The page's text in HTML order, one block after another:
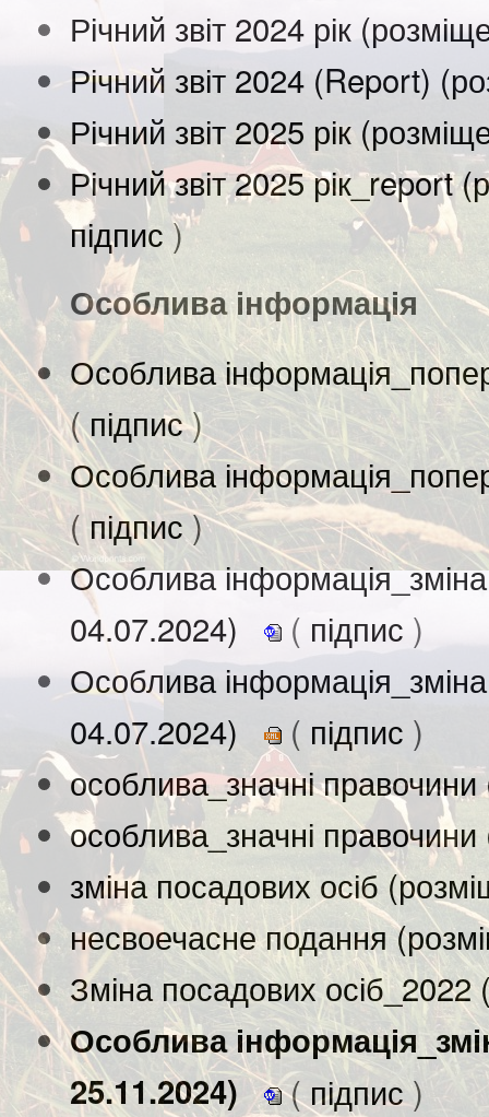
Річний звіт 2024 рік
Річний звіт 2024 (Report)
Річний звіт 2025 рік
Річний звіт 2025
підпис )
Особлива інформація
Особлива
(підпис)
Особлива
(підпис)
Особлива
04.07.2024)
( підпис )
Особлива
04.07.2024)
( підпис )
особлива_значні
особлива_значні
зміна посадових осіб
несвоечасне подання
Зміна посадових
Особлива
25.11.2024)
(підпис)